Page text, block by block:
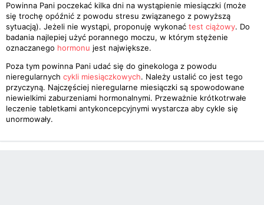
Powinna Pani poczekać kilka dni na wystąpienie miesiączki (może
się trochę opóźnić z powodu stresu związanego z powyższą
sytuacją). Jeżeli nie wystąpi, proponuję wykonać test ciążowy. Do
badania najlepiej użyć porannego moczu, w którym stężenie
oznaczanego hormonu jest największe.
Poza tym powinna Pani udać się do ginekologa z powodu
nieregularnych cykli miesiączkowych. Należy ustalić co jest tego
przyczyną. Najczęściej nieregularne miesiączki są spowodowane
niewielkimi zaburzeniami hormonalnymi. Przeważnie krótkotrwałe
leczenie tabletkami antykoncepcyjnymi wystarcza aby cykle się
unormowały.